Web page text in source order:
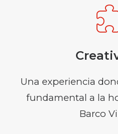
Una experiencia
fundamental a la
Barco